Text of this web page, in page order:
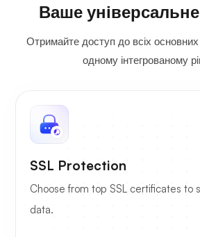
Ваше
Отримайте доступ до всіх основних
одному інтегрованому
SSL Protection
Choose from top SSL certificates to
data.